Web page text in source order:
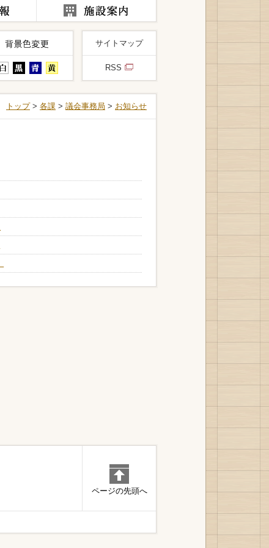
サイトマップ
RSS
トップ> 各課 > 議会事務局 > お知らせ
ページの先頭へ